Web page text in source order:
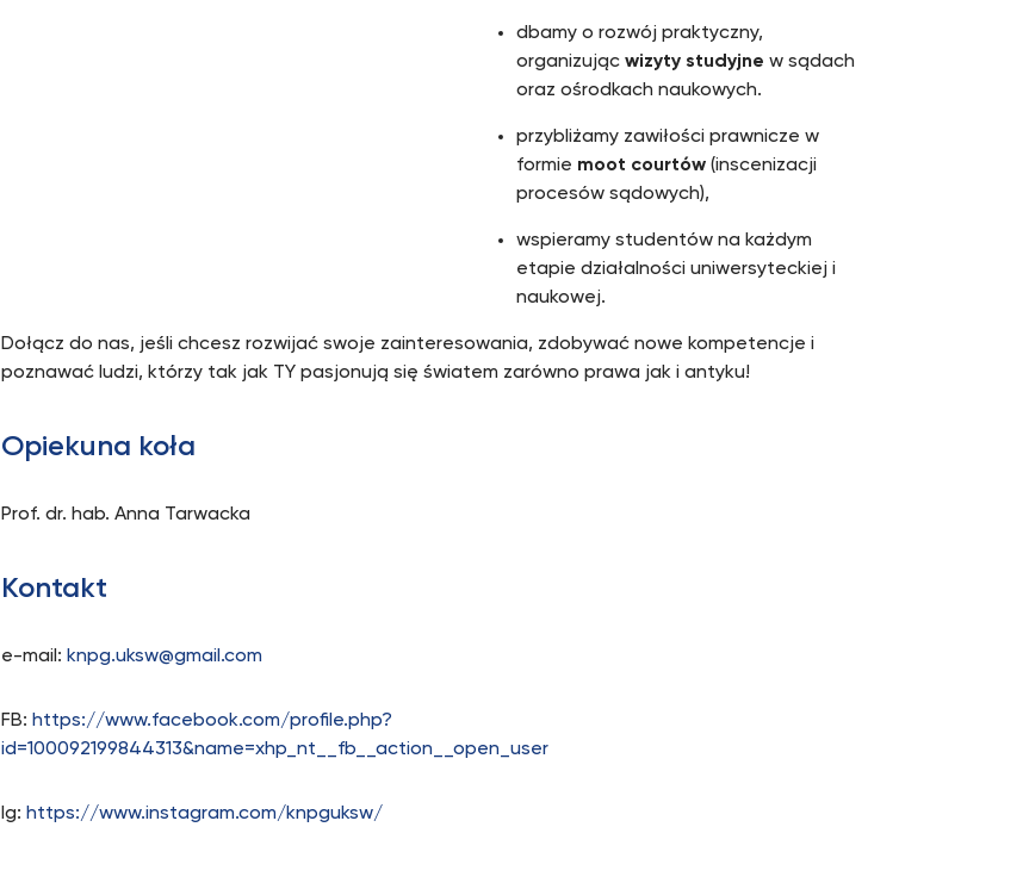
dbamy o rozwój praktyczny,
organizującwizyty studyjne w sądach
oraz ośrodkach naukowych.
przybliżamy zawiłości prawnicze w
formie moot courtów (inscenizacji
procesów sądowych),
wspieramy studentów na każdym
etapie działalności uniwersyteckiej i
naukowej.
Dołącz do nas, jeśli chcesz rozwijać swoje zainteresowania, zdobywać nowe kompetencje i
poznawać ludzi, którzy tak jak TY pasjonują się światem zarówno prawa jak i antyku!
Opiekuna koła
Prof. dr. hab. Anna Tarwacka
Kontakt
e-mail: knpg.uksw@gmail.com
FB: https://www.facebook.com/profile.php?
id=100092199844313&name=xhp_nt__fb__action__open_user
Ig: https://www.instagram.com/knpguksw/